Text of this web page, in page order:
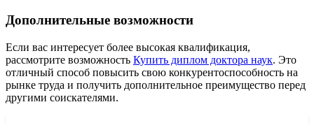
Дополнительные возможности
Если вас интересует более высокая квалификация,
рассмотрите возможность Купить диплом доктора наук. Это
отличный способ повысить свою конкурентоспособность на
рынке труда и получить дополнительное преимущество перед
другими соискателями.